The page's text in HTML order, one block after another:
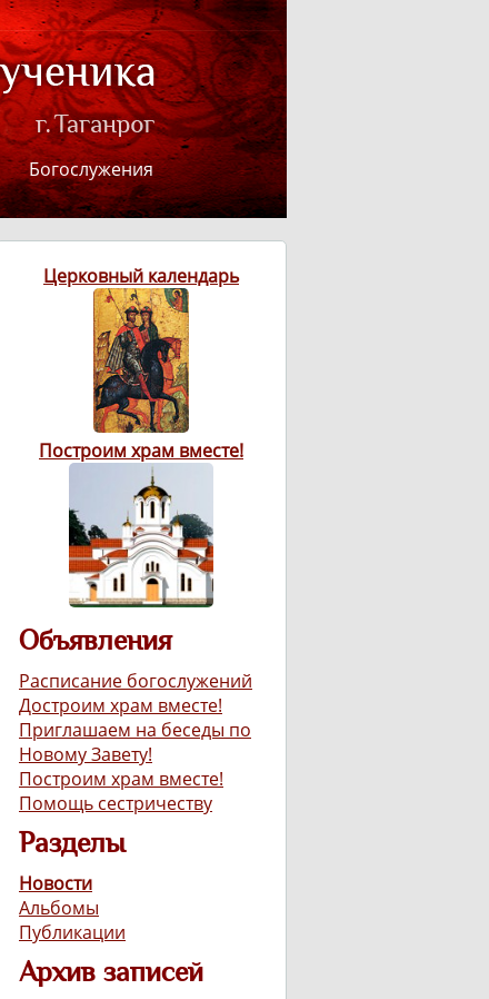
Богослужения
Церковный календарь
Построим храм вместе!
Объявления
Расписание богослужений
Достроим храм вместе!
Приглашаем на беседы по
Новому Завету!
Построим храм вместе!
Помощь сестричеству
Разделы
Новости
Альбомы
Публикации
Архив записей